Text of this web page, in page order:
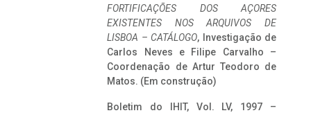
FORTIFICAÇÕES DOS AÇORES
EXISTENTES NOS ARQUIVOS DE
LISBOA – CATÁLOGO, Investigação de
Carlos Neves e Filipe Carvalho –
Coordenação de Artur Teodoro de
Matos. (Em construção)
Boletim do IHIT, Vol. LV, 1997 –